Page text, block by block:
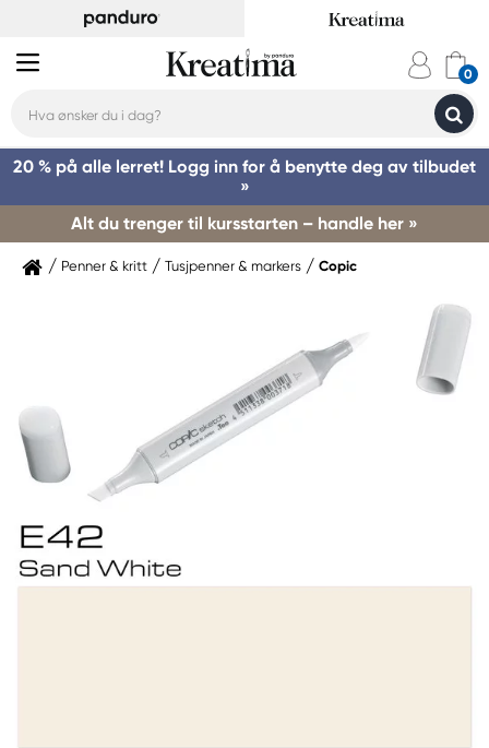
20 % på alle lerret! Logg inn for å benytte deg av tilbudet
»
Alt du trenger til kursstarten – handle her »
Penner & kritt Tusjpenner & markers Copic